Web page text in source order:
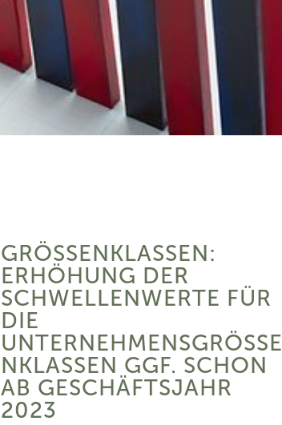
GRÖSSENKLASSEN: E
RHÖHUNG DER S
CHWELLENWERTE FÜR D
IE U
NTERNEHMENSGRÖSSENK
LASSEN GGF. SCHON AB
GESCHÄFTSJAHR 20
23